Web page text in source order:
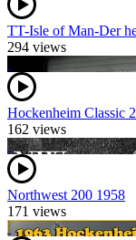
TT-Isle of Man-Der
294 views
Hockenheim Classic
162 views
Northwest 200 1958
171 views